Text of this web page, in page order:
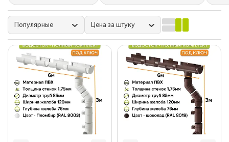
Популярные Цена за штуку